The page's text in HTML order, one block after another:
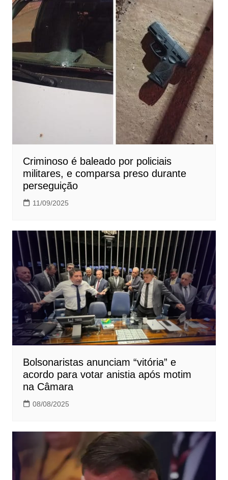
Criminoso é baleado por policiais
militares, e comparsa preso durante
perseguição
11/09/2025
Bolsonaristas anunciam “vitória” e
acordo para votar anistia após motim
na Câmara
08/08/2025